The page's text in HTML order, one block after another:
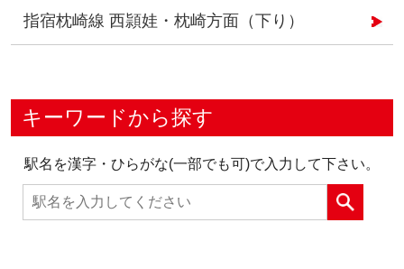
指宿枕崎線 西頴娃・枕崎方面（下り）
キーワードから探す
駅名を漢字・ひらがな(一部でも可)で入力して下さい。